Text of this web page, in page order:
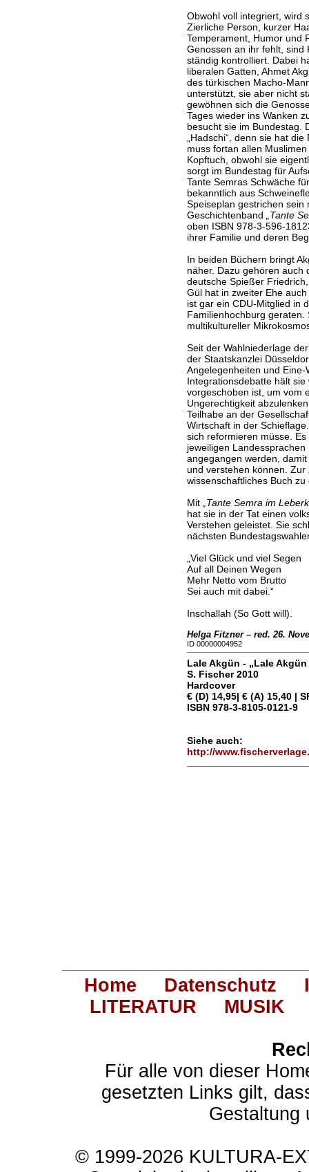
Obwohl voll integriert, wird
Zierliche Person, kurzer
Temperament, Humor und
Genossen an ihr fehlt, sind
ständig kontrolliert. Dabei
liberalen Gatten, Ahmet
des türkischen Macho-
unterstützt, sie aber nicht
gewöhnen sich die
Tages wieder ins Wanken
besucht sie im Bundestag.
„Hadschi“, denn sie hat
muss fortan allen
Kopftuch, obwohl sie
sorgt im Bundestag für
Tante Semras Schwäche
bekanntlich aus
Speiseplan gestrichen sein
Geschichtenband
„Tante
oben ISBN 978-3-596-
ihrer Familie und deren
In beiden Büchern bringt
näher. Dazu gehören auch
deutsche Spießer
Gül hat in zweiter Ehe
ist gar ein CDU-Mitglied in
Familienhochburg geraten.
multikultureller
Seit der Wahlniederlage
der Staatskanzlei
Angelegenheiten und Eine-
Integrationsdebatte hält
vorgeschoben ist, um vom
Ungerechtigkeit
Teilhabe an der
Wirtschaft in der
sich reformieren müsse.
jeweiligen
angegangen werden,
und verstehen können. Zur
wissenschaftliches Buch
Mit
„Tante Semra im
hat sie in der Tat einen
Verstehen geleistet. Sie
nächsten
„Viel Glück und viel Segen
Auf all Deinen Wegen
Mehr Netto vom Brutto
Sei auch mit dabei.“
Inschallah (So Gott will).
Helga Fitzner – red. 26.
ID 00000004952
Lale Akgün - „Lale
S. Fischer 2010
Hardcover
€ (D) 14,95| € (A) 15,40 |
ISBN 978-3-8105-0121-9
Siehe auch:
http://
Home Datenschutz
LITERATUR
MUSIK
Für alle von dieser
gesetzten Links gilt,
Gestaltung
© 1999-2026 KULTURA-